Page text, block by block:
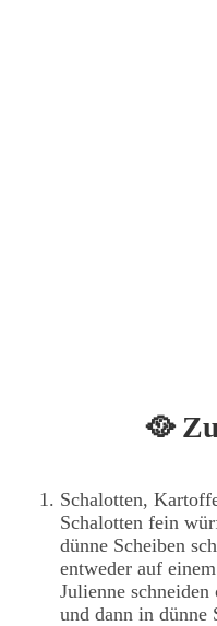
🥘
Schalotten,
Schalotten fein
dünne Scheiben
entweder auf
Julienne schneiden
und dann in dünne